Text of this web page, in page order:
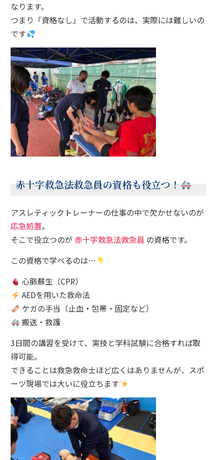
なります。
つまり「資格なし」で活動するのは、実際には難しいの
です
赤十字救急法救急員の資格も役立つ！
アスレティックトレーナーの仕事の中で欠かせないのが
応急処置。
そこで役立つのが赤十字救急法救急員 の資格です。
この資格で学べるのは…
心肺蘇生（CPR）
AEDを用いた救命法
ケガの手当（止血・包帯・固定など）
搬送・救護
3日間の講習を受けて、実技と学科試験に合格すれば取
得可能。
できることは救急救命士ほど広くはありませんが、スポ
ーツ現場では大いに役立ちます